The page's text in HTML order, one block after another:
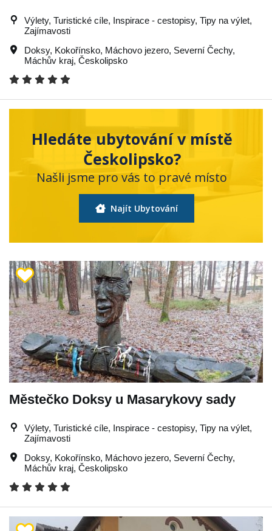
Výlety, Turistické cíle, Inspirace - cestopisy, Tipy na výlet,
Zajímavosti
Doksy, Kokořínsko, Máchovo jezero, Severní Čechy,
Máchův kraj, Českolipsko
Hledáte ubytování v místě
Českolipsko?
Našli jsme pro vás to pravé místo
Najít Ubytování
Městečko Doksy u Masarykovy sady
Výlety, Turistické cíle, Inspirace - cestopisy, Tipy na výlet,
Zajímavosti
Doksy, Kokořínsko, Máchovo jezero, Severní Čechy,
Máchův kraj, Českolipsko